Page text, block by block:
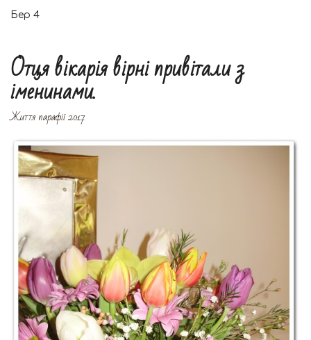
Бер 4
Отця вікарія вірні привітали з
іменинами.
Життя парафії 2017